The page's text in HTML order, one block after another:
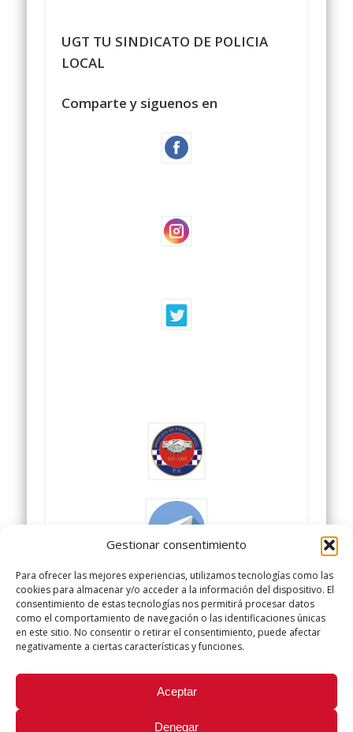
Gestionar consentimiento
Para ofrecer las mejores experiencias, utilizamos tecnologías como las
cookies para almacenar y/o acceder a la información del dispositivo. El
consentimiento de estas tecnologías nos permitirá procesar datos
como el comportamiento de navegación o las identificaciones únicas
en este sitio. No consentir o retirar el consentimiento, puede afectar
negativamente a ciertas características y funciones.
Aceptar
Denegar
UGT TU SINDICATO DE POLICIA
LOCAL
Comparte y siguenos en
Did you like this article? Share it with your friends!